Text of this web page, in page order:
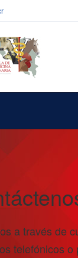
a través de
telefónicos o